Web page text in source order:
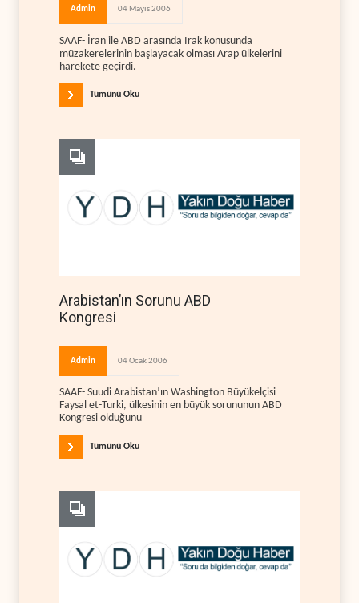
Admin 04 Mayıs 2006
SAAF- İran ile ABD arasında Irak konusunda
müzakerelerinin başlayacak olması Arap ülkelerini
harekete geçirdi.
Tümünü Oku
Arabistan’ın Sorunu ABD
Kongresi
Admin 04 Ocak 2006
SAAF- Suudi Arabistan’ın Washington Büyükelçisi
Faysal et-Turki, ülkesinin en büyük sorununun ABD
Kongresi olduğunu
Tümünü Oku